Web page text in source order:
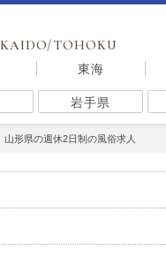
TOHOKU
東海
岩手県
山形県の週休2日制の風俗求人